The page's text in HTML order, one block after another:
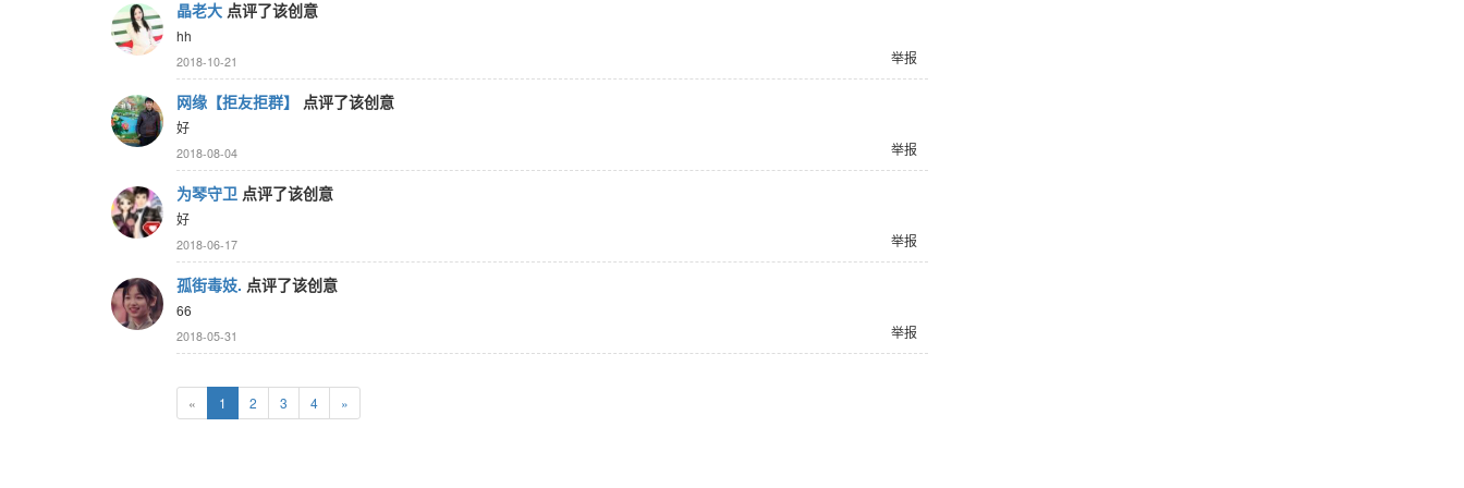
晶老大 点评了该创意
hh
举报
2018-10-21
网缘【拒友拒群】 点评了该创意
好
举报
2018-08-04
为琴守卫 点评了该创意
好
举报
2018-06-17
孤街毒妓. 点评了该创意
66
举报
2018-05-31
« 1 2 3 4 »